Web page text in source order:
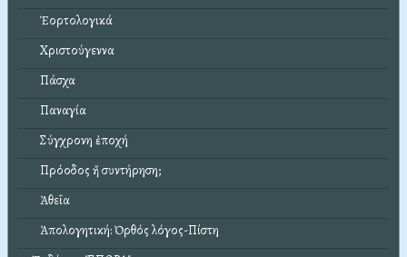
Ἑορτολογικά
Χριστούγεννα
Πάσχα
Παναγία
Σύγχρονη ἐποχή
Πρόοδος ἤ συντήρηση;
Ἀθεΐα
Ἀπολογητική: Ὀρθός λόγος-Πίστη